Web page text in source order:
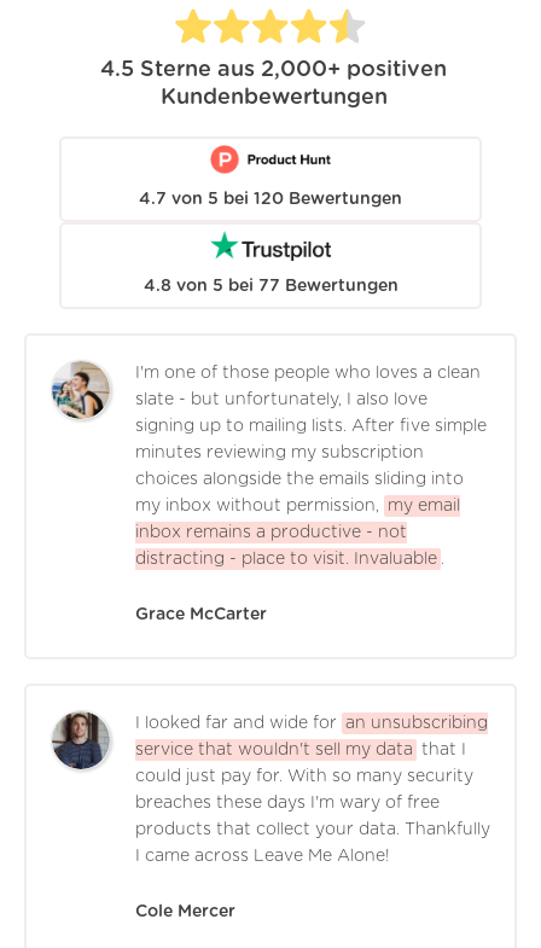
4.5 Sterne aus 2,000+ positiven
Kundenbewertungen
4.7 von 5 bei 120 Bewertungen
4.8 von 5 bei 77 Bewertungen
I'm one of those people who loves a clean
slate - but unfortunately, I also love
signing up to mailing lists. After five simple
minutes reviewing my subscription
choices alongside the emails sliding into
my inbox without permission,
my email
inbox remains a productive - not
distracting - place to visit. Invaluable
Grace McCarter
I looked far and wide for an unsubscribing
service that wouldn't sell my data that I
could just pay for. With so many security
breaches these days I'm wary of free
products that collect your data. Thankfully
I came across Leave Me Alone!
Cole Mercer